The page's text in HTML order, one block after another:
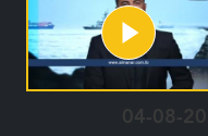
04-08-